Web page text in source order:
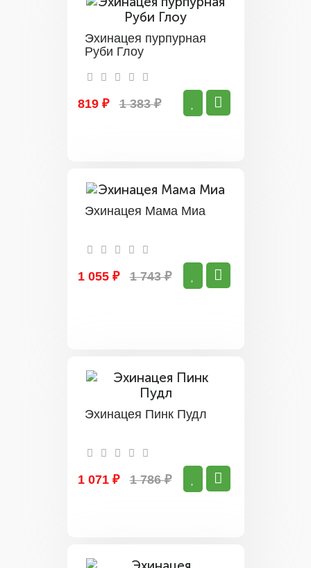
Эхинацея пурпурная
Руби Глоу
819 ₽ 1 383 ₽
Эхинацея Мама Миа
1 055 ₽ 1 743 ₽
Эхинацея Пинк Пудл
1 071 ₽ 1 786 ₽